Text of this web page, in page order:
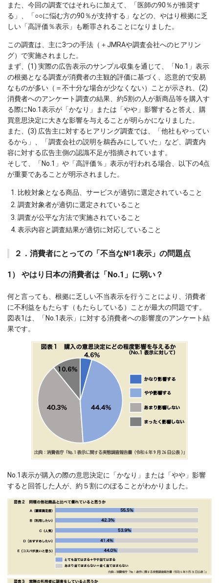
また、今回の調査ではそれらに加えて、「医師の90％が推奨す
る」、「○○に悩む方の90％が支持する」などの、やはり根拠に乏
しい「高評価％表示」も断罪されることになりました。
この調査は、主に3つの手法（＋JMRAや調査会社へのヒアリン
グ）で実施されました。
まず、(1) 実際の広告表示のサンプル収集を通じて、「No.1」表示
の根拠となる調査が消費者の主観的評価に基づく、恣意的で安易
なものが多い（＝不十分な場合が少なくない）ことが示され、(2)
消費者へのアンケート調査の結果、約5割の人が新商品等を購入す
る際にNo.1表示が「かなり」または「やや」影響すると答え、購
買意思決定に大きな影響を与えることが明らかになりました。
また、(3) 広告主に対するヒアリング調査では、「他社もやってい
るから」、「調査会社の説明を鵜呑みにしていた」など、調査内
容に対する広告主側の認識不足が指摘されています。
そして、「No.1」や「高評価％」表示が行われる場合、以下の4点
が重要であることが明示されました。
比較対象となる商品、サービスが適切に選定されていること
調査対象者が適切に選定されていること
調査が公平な方法で実施されていること
表示内容と調査結果が適切に対応していること
２．消費者にとっての「不当な№1表示」の問題点
1） やはり日本の消費者は「No.1」に弱い？
何と言っても、根拠に乏しい不当表示を行うことにより、消費者
に不利益をもたらす（もたらしている）ことが最大の問題です。
図表1は、「No.1表示」に対する消費者への影響度のアンケート結
果です。
No.1表示が購入の際の意思決定に「かなり」または「やや」影響
すると回答した人が、約５割にのぼることがわかりました。